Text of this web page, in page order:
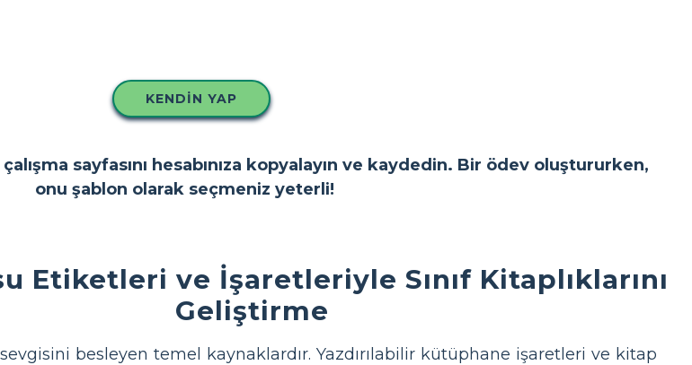
KENDIN YAP
sayfasını hesabınıza kopyalayın ve kaydedin. Bir ödev oluştururken,
onu şablon olarak seçmeniz yeterli!
Etiketleri ve İşaretleriyle Sınıf Kitaplıklarını
Geliştirme
sevgisini besleyen temel kaynaklardır. Yazdırılabilir kütüphane işaretleri ve kitap